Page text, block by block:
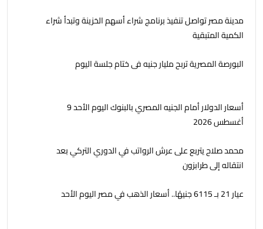
مدينة مصر تواصل تنفيذ برنامج شراء أسهم الخزينة وتبدأ شراء
الكمية المتبقية
البورصة المصرية تربح مليار جنيه فى ختام جلسة اليوم
أسعار الدولار أمام الجنيه المصري بالبنوك اليوم الأحد 9
أغسطس 2026
محمد صلاح يتربع على عرش الرواتب في الدوري التركي بعد
انتقاله إلى طرابزون
عيار 21 بـ 6115 جنيهًا.. أسعار الذهب في مصر اليوم الأحد